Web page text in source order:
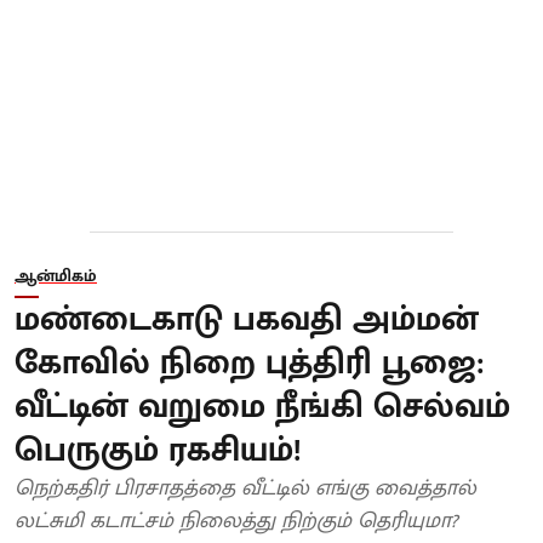
ஆன்மிகம்
மண்டைகாடு பகவதி அம்மன்
கோவில் நிறை புத்திரி பூஜை:
வீட்டின் வறுமை நீங்கி செல்வம்
பெருகும் ரகசியம்!
நெற்கதிர் பிரசாதத்தை வீட்டில் எங்கு வைத்தால்
லட்சுமி கடாட்சம் நிலைத்து நிற்கும் தெரியுமா?